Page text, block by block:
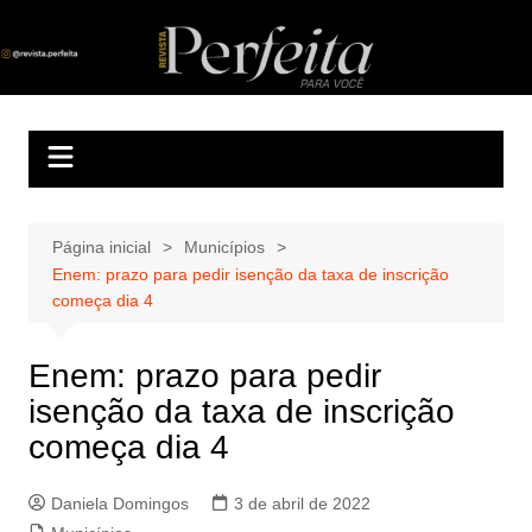
Revista Perfeita
A melhor revista eletrônica do interior de Sergipe
Página inicial
Municípios
Enem: prazo para pedir isenção da taxa de inscrição
começa dia 4
Enem: prazo para pedir
isenção da taxa de inscrição
começa dia 4
Daniela Domingos
3 de abril de 2022